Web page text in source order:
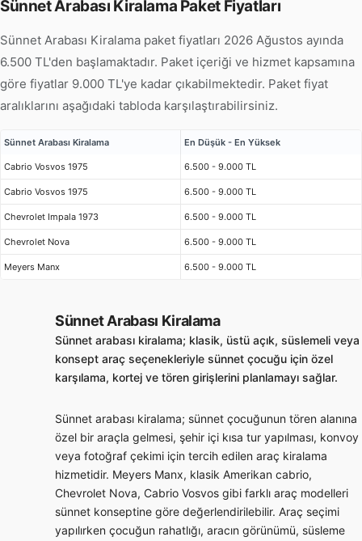
Sünnet Arabası Kiralama Paket Fiyatları
Sünnet Arabası Kiralama paket fiyatları 2026 Ağustos ayında
6.500 TL'den başlamaktadır. Paket içeriği ve hizmet kapsamına
göre fiyatlar 9.000 TL'ye kadar çıkabilmektedir. Paket fiyat
aralıklarını aşağıdaki tabloda karşılaştırabilirsiniz.
Sünnet Arabası Kiralama En Düşük - En Yüksek
Cabrio Vosvos 1975 6.500 - 9.000 TL
Cabrio Vosvos 1975 6.500 - 9.000 TL
Chevrolet Impala 1973 6.500 - 9.000 TL
Chevrolet Nova 6.500 - 9.000 TL
Meyers Manx 6.500 - 9.000 TL
Sünnet Arabası Kiralama
Sünnet arabası kiralama; klasik, üstü açık, süslemeli veya
konsept araç seçenekleriyle sünnet çocuğu için özel
karşılama, kortej ve tören girişlerini planlamayı sağlar.
Sünnet arabası kiralama; sünnet çocuğunun tören alanına
özel bir araçla gelmesi, şehir içi kısa tur yapılması, konvoy
veya fotoğraf çekimi için tercih edilen araç kiralama
hizmetidir. Meyers Manx, klasik Amerikan cabrio,
Chevrolet Nova, Cabrio Vosvos gibi farklı araç modelleri
sünnet konseptine göre değerlendirilebilir. Araç seçimi
yapılırken çocuğun rahatlığı, aracın görünümü, süsleme